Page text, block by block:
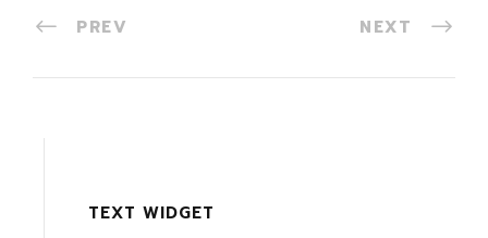
PREV NEXT
TEXT WIDGET